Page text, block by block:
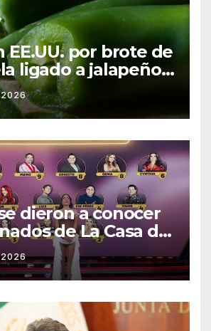
EE.UU. por brote de
ligado a jalapeños
reportan 345
2026
dieron a conocer
de La Casa de
México 2026 en
semana
2026